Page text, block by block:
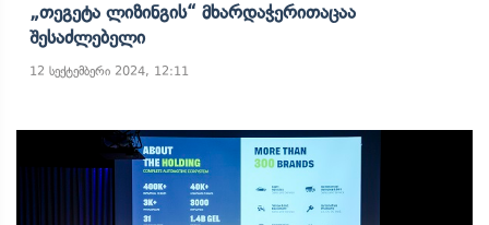
„თეგეტა Ლიზინგის“ Მხარდაჭერითაცაა
Შესაძლებელი
12 სექტემბერი 2024, 12:11